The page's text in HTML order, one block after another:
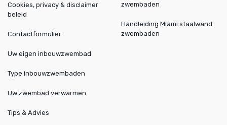
Cookies, privacy & disclaimer
beleid
Contactformulier
zwembaden
Handleiding Miami staalwand
zwembaden
Uw eigen inbouwzwembad
Type inbouwzwembaden
Uw zwembad verwarmen
Tips & Advies